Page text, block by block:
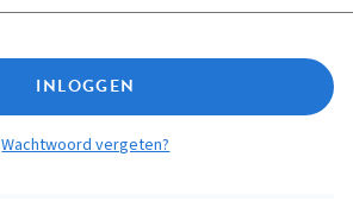
INLOGGEN
Wachtwoord vergeten?